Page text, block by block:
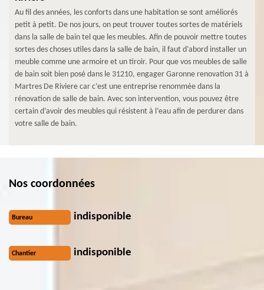
Au fil des années, les conforts dans une habitation se sont améliorés
petit à petit. De nos jours, on peut trouver toutes sortes de matériels
dans la salle de bain tel que les meubles. Afin de pouvoir mettre toutes
sortes des choses utiles dans la salle de bain, il faut d’abord installer un
meuble comme une armoire et un tiroir. Pour que vos meubles de salle
de bain soit bien posé dans le 31210, engager Garonne renovation 31 à
Martres De Riviere car c’est une entreprise renommée dans la
rénovation de salle de bain. Avec son intervention, vous pouvez être
certain d’avoir des meubles qui résistent à l’eau afin de perdurer dans
votre salle de bain.
Nos coordonnées
Bureau indisponible
Chantier indisponible